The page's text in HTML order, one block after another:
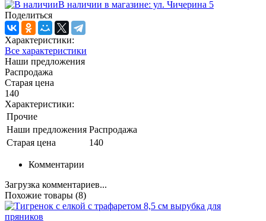
В наличии в магазине: ул. Чичерина 5
Поделиться
Характеристики:
Все характеристики
Наши предложения
Распродажа
Старая цена
140
Характеристики:
Прочие
Наши предложения Распродажа
Старая цена
140
Комментарии
Загрузка комментариев...
Похожие товары (8)